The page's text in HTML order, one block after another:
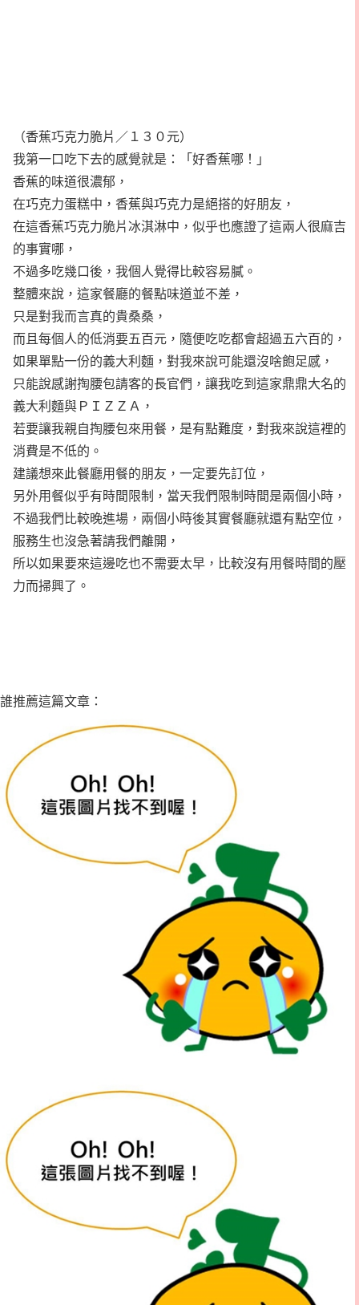
（香蕉巧克力脆片／１３０元）
我第一口吃下去的感覺就是：「好香蕉哪！」
香蕉的味道很濃郁，
在巧克力蛋糕中，香蕉與巧克力是絕搭的好朋友，
在這香蕉巧克力脆片冰淇淋中，似乎也應證了這兩人很麻吉
的事實哪，
不過多吃幾口後，我個人覺得比較容易膩。
整體來說，這家餐廳的餐點味道並不差，
只是對我而言真的貴桑桑，
而且每個人的低消要五百元，隨便吃吃都會超過五六百的，
如果單點一份的義大利麵，對我來說可能還沒啥飽足感，
只能說感謝掏腰包請客的長官們，讓我吃到這家鼎鼎大名的
義大利麵與ＰＩＺＺＡ，
若要讓我親自掏腰包來用餐，是有點難度，對我來說這裡的
消費是不低的。
建議想來此餐廳用餐的朋友，一定要先訂位，
另外用餐似乎有時間限制，當天我們限制時間是兩個小時，
不過我們比較晚進場，兩個小時後其實餐廳就還有點空位，
服務生也沒急著請我們離開，
所以如果要來這邊吃也不需要太早，比較沒有用餐時間的壓
力而掃興了。
誰推薦這篇文章：